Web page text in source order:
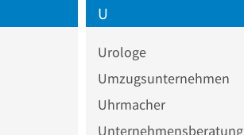
U
Urologe
Umzugsunternehmen
Uhrmacher
Unternehmensberatung